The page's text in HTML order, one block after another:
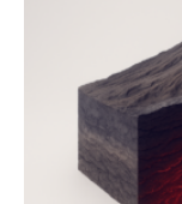
diese Partikel es
könnten, winzige
Richtung als
wahrzunehmen.
über den Ozean